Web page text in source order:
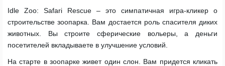
Idle Zoo: Safari Rescue – это симпатичная игра-кликер о
строительстве зоопарка. Вам достается роль спасителя диких
животных. Вы строите сферические вольеры, а деньги
посетителей вкладываете в улучшение условий.
На старте в зоопарке живет один слон. Вам придется кликать